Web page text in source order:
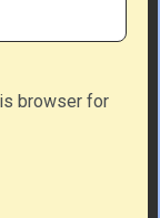
browser for